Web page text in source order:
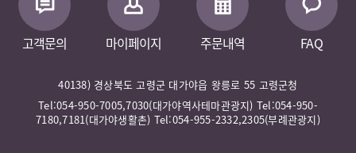
고객문의 마이페이지 주문내역 FAQ
40138) 경상북도 고령군 대가야읍 왕릉로 55 고령군청
Tel:054-950-7005,7030(대가야역사테마관광지) Tel:054-950-
7180,7181(대가야생활촌) Tel:054-955-2332,2305(부례관광지)